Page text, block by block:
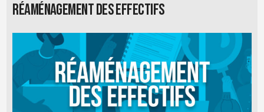
Réaménagement des effectifs